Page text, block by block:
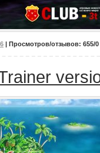
| Просмотров/отзывов: 655/0